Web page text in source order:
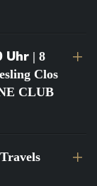
Uhr | 8
Clos
CLUB